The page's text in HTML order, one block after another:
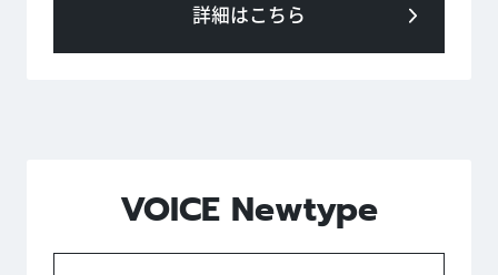
詳細はこちら
VOICE Newtype